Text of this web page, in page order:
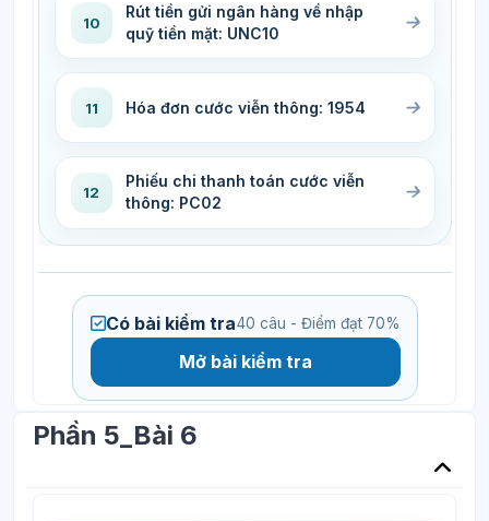
10
Rút tiền gửi ngân hàng về nhập
quỹ tiền mặt: UNC10
11 Hóa đơn cước viễn thông: 1954
12
Phiếu chi thanh toán cước viễn
thông: PC02
Có bài kiểm tra40 câu - Điểm đạt 70%
Mở bài kiểm tra
Phần 5_Bài 6